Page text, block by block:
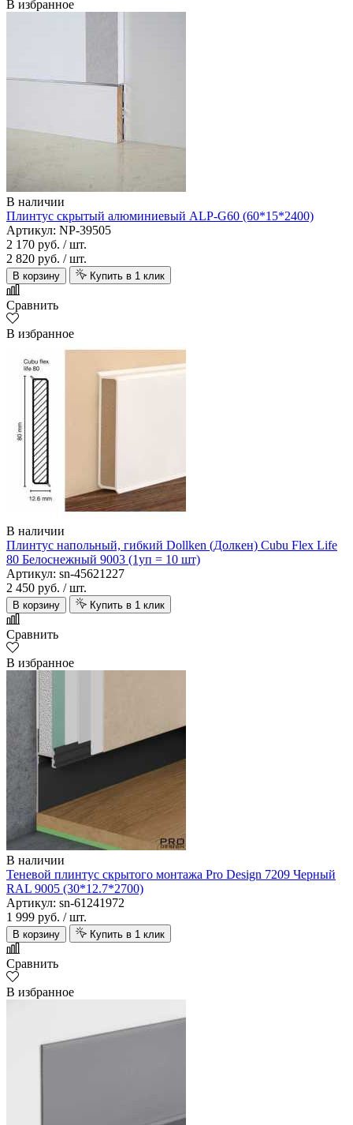
В избранное
В наличии
Плинтус скрытый алюминиевый ALP-G60 (60*15*2400)
Артикул: NP-39505
2 170 руб. / шт.
2 820 руб. / шт.
В корзину Купить в 1 клик
Сравнить
В избранное
В наличии
Плинтус напольный, гибкий Dollken (Долкен) Cubu Flex Life
80 Белоснежный 9003 (1уп = 10 шт)
Артикул: sn-45621227
2 450 руб. / шт.
В корзину Купить в 1 клик
Сравнить
В избранное
В наличии
Теневой плинтус скрытого монтажа Pro Design 7209 Черный
RAL 9005 (30*12.7*2700)
Артикул: sn-61241972
1 999 руб. / шт.
В корзину Купить в 1 клик
Сравнить
В избранное